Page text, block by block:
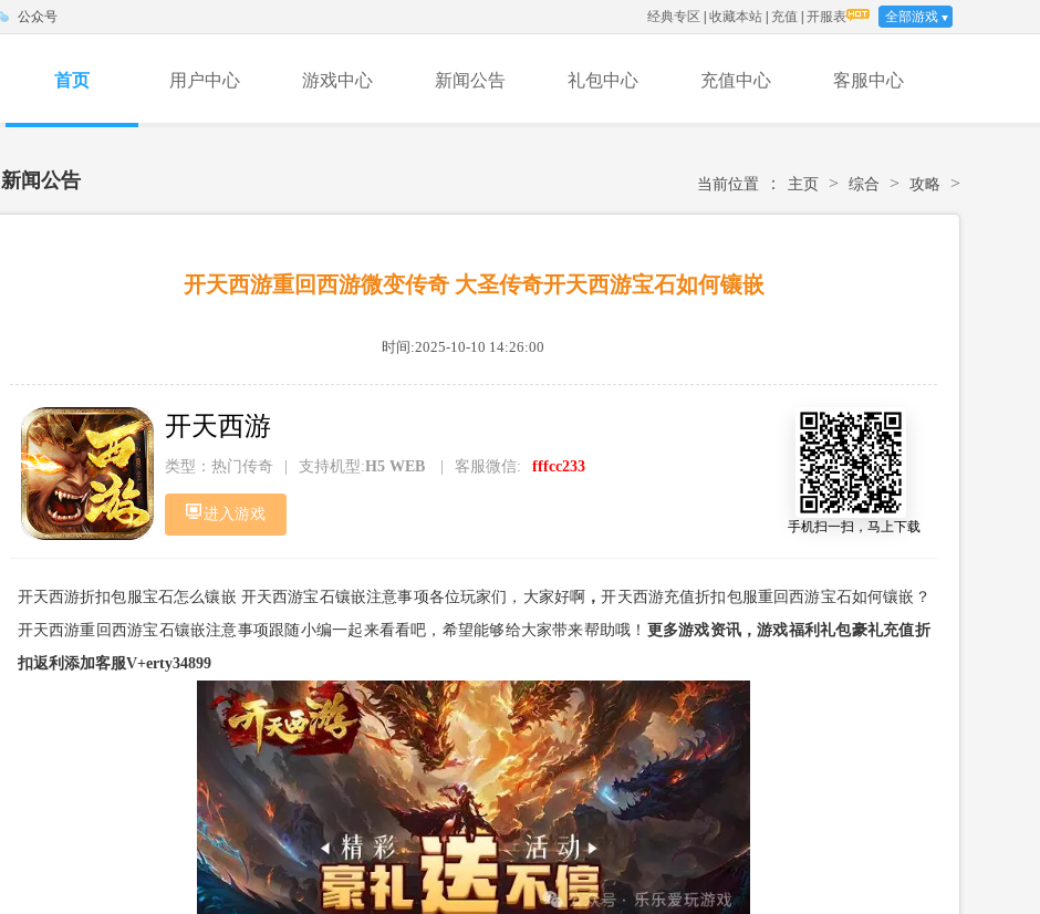
公众号 经典专区 收藏本站 充值 开服表 全部游戏
首页 用户中心 游戏中心 新闻公告 礼包中心 充值中心 客服中心
新闻公告 当前位置 ： 主页 > 综合 > 攻略 >
开天西游重回西游微变传奇 大圣传奇开天西游宝石如何镶嵌
时间:2025-10-10 14:26:00
开天西游
类型：热门传奇 支持机型:H5 WEB 客服微信: fffcc233
进入游戏
手机扫一扫，马上下载
开天西游折扣包服宝石怎么镶嵌 开天西游宝石镶嵌注意事项各位玩家们，大家好啊 ，开天西游充值折扣包服重回西游宝石如何镶嵌？
开天西游重回西游宝石镶嵌注意事项跟随小编一起来看看吧，希望能够给大家带来帮助哦！ 更多游戏资讯，游戏福利礼包豪礼充值折
扣返利添加客服V+erty34899